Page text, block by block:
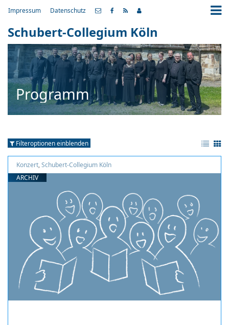
Impressum Datenschutz
Schubert-Collegium Köln
Programm
Filteroptionen einblenden
Konzert,Schubert-Collegium Köln
ARCHIV